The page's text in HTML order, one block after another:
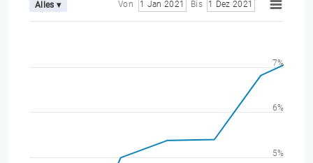
Alles ▾ Von 1 Jan 2021 Bis 1 Dez 2021
5%
6%
7%